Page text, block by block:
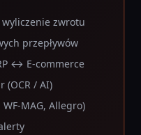
zwrotu
przepływów
↔ E-commerce
(OCR / AI)
MAG, Allegro)